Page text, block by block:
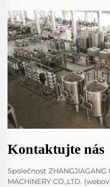
Kontaktujte nás
Společnost ZHANGJIAGANG
MACHINERY CO.,LTD.